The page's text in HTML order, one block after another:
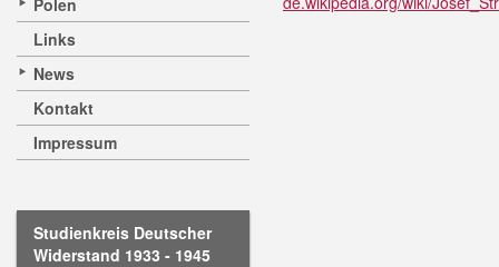
Polen
Links
News
Kontakt
Impressum
Studienkreis Deutscher
Widerstand 1933 - 1945